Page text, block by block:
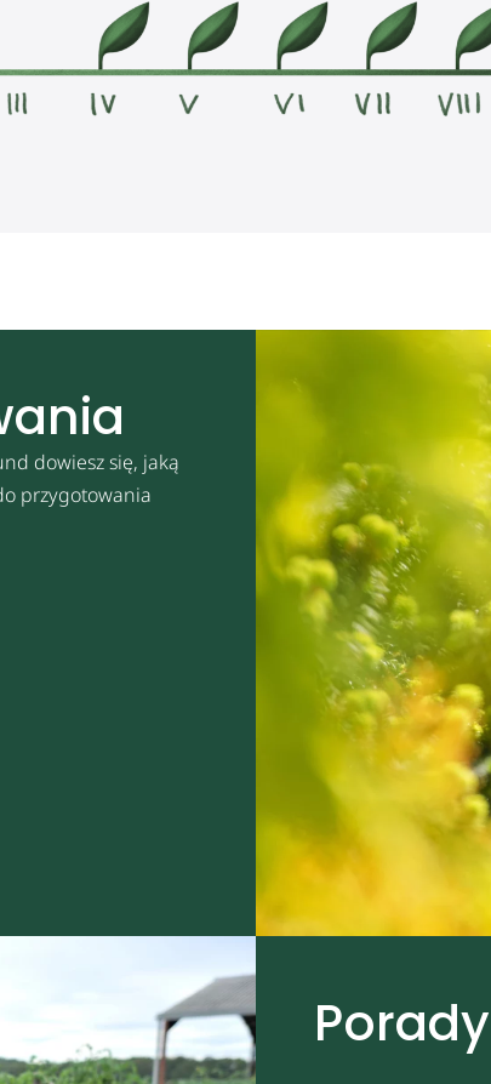
dowiesz się, jaką
przygotowania